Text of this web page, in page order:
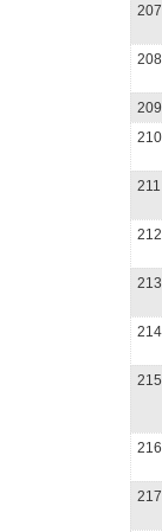
207
208
209
210
211
212
213
214
215
216
217